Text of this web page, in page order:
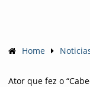
Home
Ator que fez o